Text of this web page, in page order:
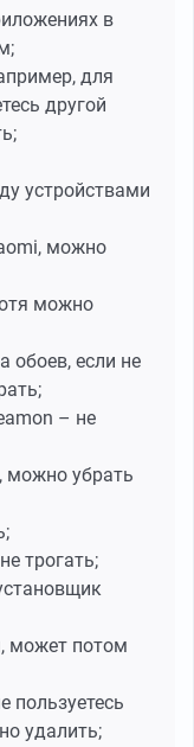
в
для
другой
устройствами
можно
можно
обоев, если не
– не
можно убрать
трогать;
может потом
пользуетесь
удалить;